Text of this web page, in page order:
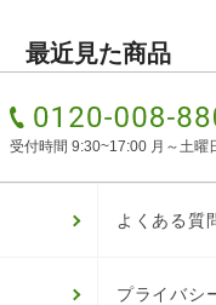
最近見た商品
受付時間 9:30~17:00 月～土曜
よくある質
プライバシ